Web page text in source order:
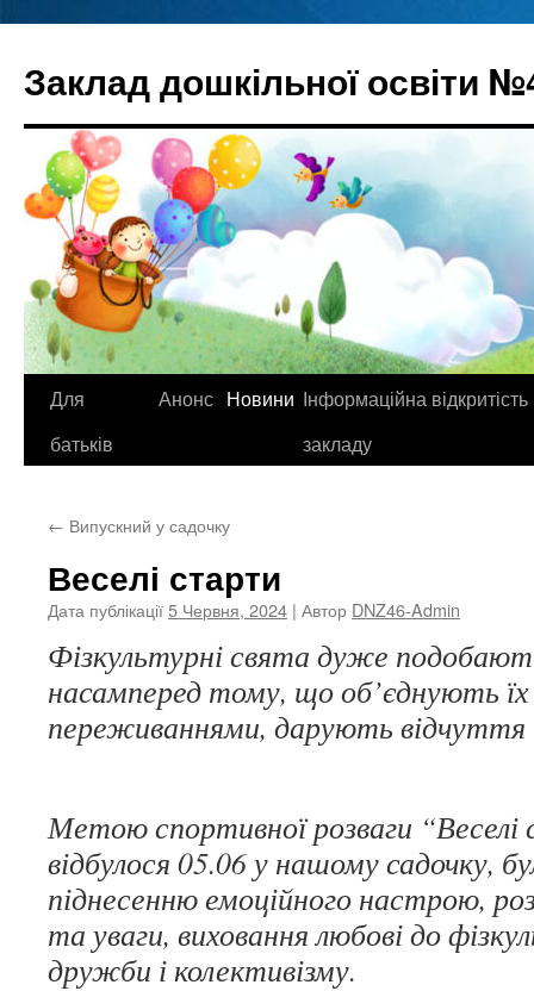
вмісту
Заклад дошкільної освіти
Для
батьків
Анонс Новини Інформаційна відкритість
закладу
← Випускний у садочку
Веселі старти
Дата публікації5 Червня, 2024 | Автор DNZ46-Admin
Фізкультурні свята дуже
насамперед тому, що об’єднують їх
переживаннями, дарують відчуття
Метою спортивної розваги
відбулося 05.06 у нашому садочку,
піднесенню емоційного настрою,
та уваги, виховання любові до
дружби і колективізму.